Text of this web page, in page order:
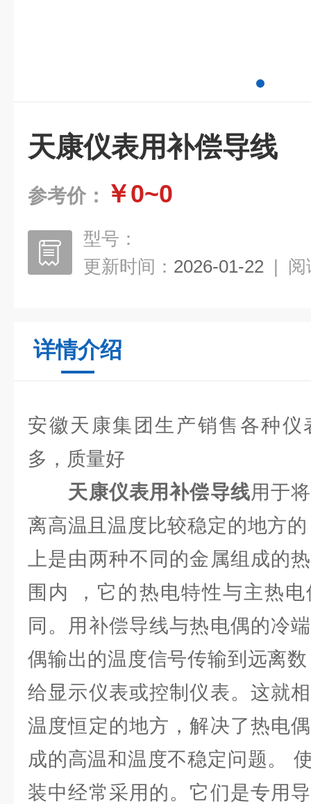
天康仪表用补偿导线
参考价： ￥0~0
型号：
更新时间： 2026-01-22 | 阅
详情介绍
安徽天康集团生产销售各种
多，质量好
天康仪表用补偿导线用于
离高温且温度比较稳定的地方
上是由两种不同的金属组成的
围内 ，它的热电特性与主热
同。用补偿导线与热电偶的冷
偶输出的温度信号传输到远离
给显示仪表或控制仪表。这就
温度恒定的地方，解决了热电
成的高温和温度不稳定问题。
装中经常采用的。它们是专用